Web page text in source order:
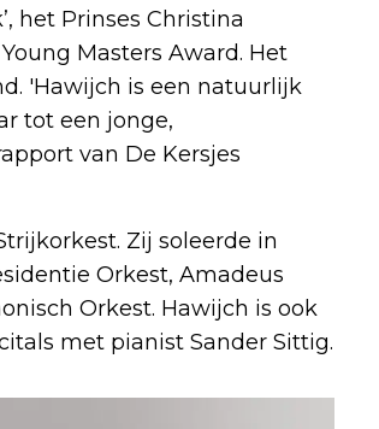
het Prinses Christina
Masters Award. Het
'Hawijch is een natuurlijk
tot een jonge,
van De Kersjes
Zij soleerde in
Orkest, Amadeus
Orkest. Hawijch is ook
met pianist Sander Sittig.